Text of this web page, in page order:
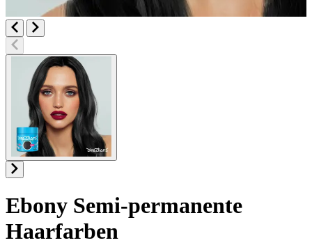
Ebony Semi-permanente
Haarfarben